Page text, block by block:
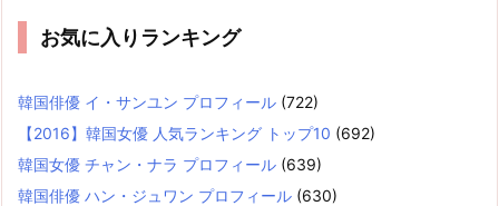
お気に入りランキング
韓国俳優 イ・サンユン プロフィール (722)
【2016】韓国女優 人気ランキング トップ10 (692)
韓国女優 チャン・ナラ プロフィール (639)
韓国俳優 ハン・ジュワン プロフィール (630)